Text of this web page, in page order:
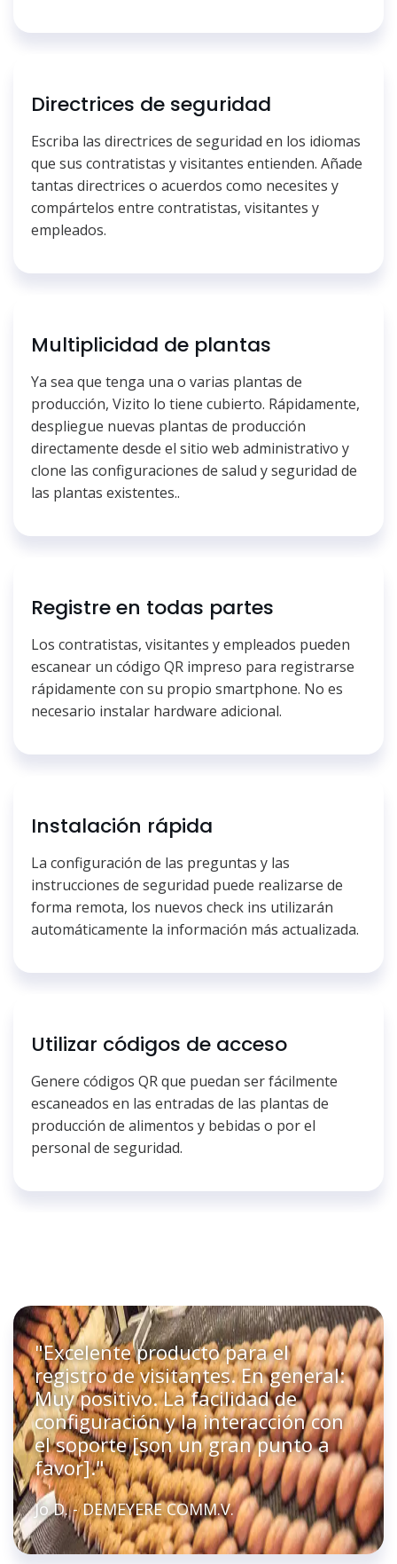
Directrices de seguridad
Escriba las directrices de seguridad en los idiomas
que sus contratistas y visitantes entienden. Añade
tantas directrices o acuerdos como necesites y
compártelos entre contratistas, visitantes y
empleados.
Multiplicidad de plantas
Ya sea que tenga una o varias plantas de
producción, Vizito lo tiene cubierto. Rápidamente,
despliegue nuevas plantas de producción
directamente desde el sitio web administrativo y
clone las configuraciones de salud y seguridad de
las plantas existentes..
Registre en todas partes
Los contratistas, visitantes y empleados pueden
escanear un código QR impreso para registrarse
rápidamente con su propio smartphone. No es
necesario instalar hardware adicional.
Instalación rápida
La configuración de las preguntas y las
instrucciones de seguridad puede realizarse de
forma remota, los nuevos check ins utilizarán
automáticamente la información más actualizada.
Utilizar códigos de acceso
Genere códigos QR que puedan ser fácilmente
escaneados en las entradas de las plantas de
producción de alimentos y bebidas o por el
personal de seguridad.
"Excelente producto para el
registro de visitantes. En general:
Muy positivo. La facilidad de
configuración y la interacción con
el soporte [son un gran punto a
favor]."
Jo D. - DEMEYERE COMM.V.